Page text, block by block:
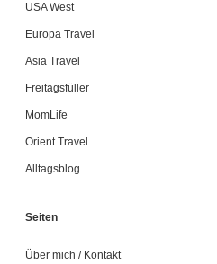
USA West
Europa Travel
Asia Travel
Freitagsfüller
MomLife
Orient Travel
Alltagsblog
Seiten
Über mich / Kontakt